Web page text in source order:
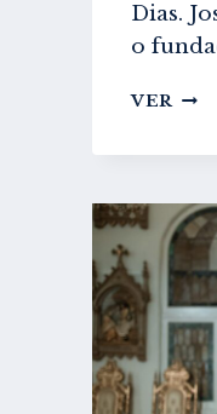
Dias.
o
VER OS
DIAS